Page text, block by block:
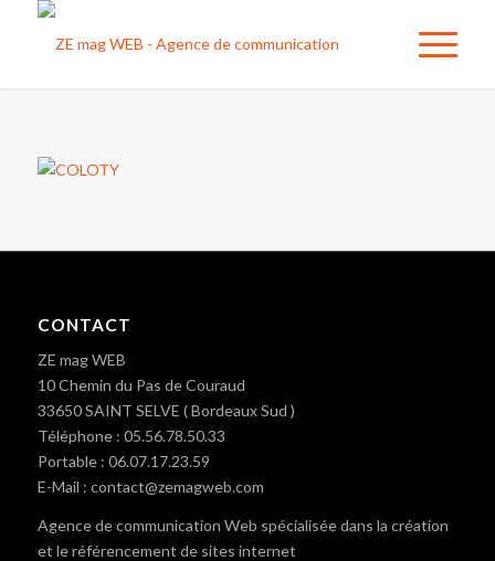
CONTACT
ZE mag WEB
10 Chemin du Pas de Couraud
33650 SAINT SELVE ( Bordeaux Sud )
Téléphone : 05.56.78.50.33
Portable : 06.07.17.23.59
E-Mail : contact@zemagweb.com
Agence de communication Web spécialisée dans la création
et le référencement de sites internet